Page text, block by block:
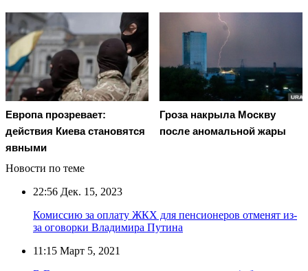
Европа прозревает:
действия Киева становятся
явными
Гроза накрыла Москву
после аномальной жары
Новости по теме
22:56 Дек. 15, 2023
Комиссию за оплату ЖКХ для пенсионеров отменят из-
за оговорки Владимира Путина
11:15 Март 5, 2021